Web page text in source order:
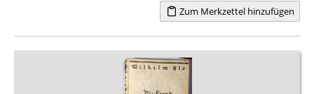
Zum Merkzettel hinzufügen